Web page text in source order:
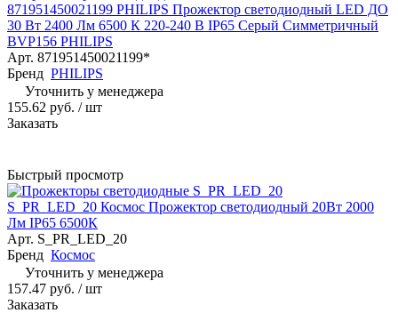
871951450021199 PHILIPS Прожектор светодиодный LED ДО
30 Вт 2400 Лм 6500 К 220-240 В IP65 Серый Симметричный
BVP156 PHILIPS
Арт. 871951450021199*
Бренд PHILIPS
Уточнить у менеджера
155.62 руб. / шт
Заказать
Быстрый просмотр
S_PR_LED_20 Космос Прожектор светодиодный 20Вт 2000
Лм IP65 6500К
Арт. S_PR_LED_20
Бренд Космос
Уточнить у менеджера
157.47 руб. / шт
Заказать